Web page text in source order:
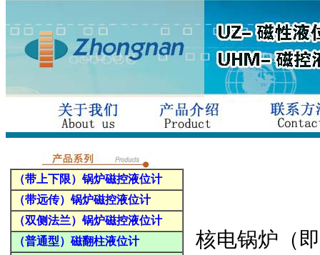
（带上下限）锅炉磁控液位计
（带远传）锅炉磁控液位计
（双侧法兰）锅炉磁控液位计
（普通型）磁翻柱液位计
核电锅炉（